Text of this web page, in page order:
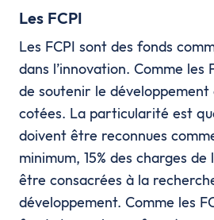
Les FCPI
Les FCPI sont des fonds
dans l’innovation. Comme les
de soutenir le développement
cotées. La particularité est
doivent être reconnues
minimum, 15% des charges
être consacrées à la
développement. Comme les